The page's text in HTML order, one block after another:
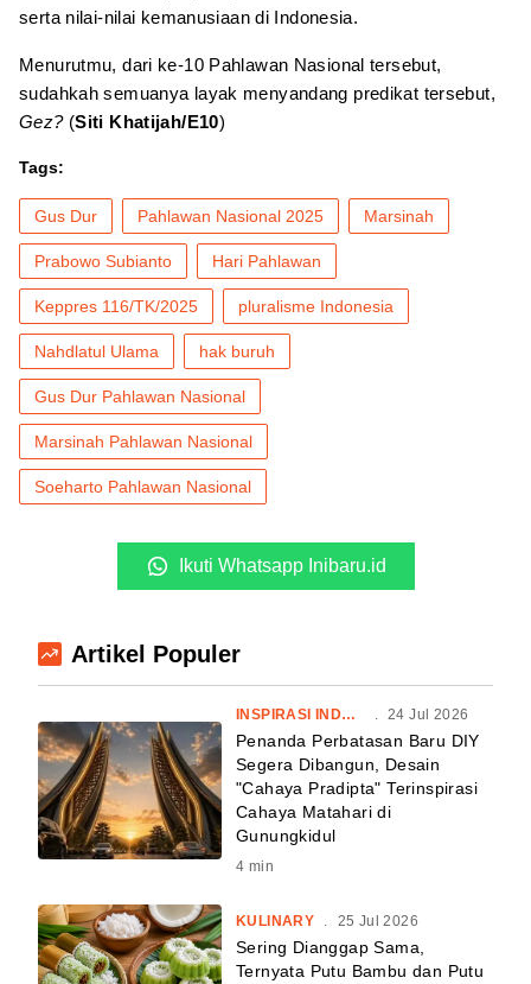
serta nilai-nilai kemanusiaan di Indonesia.
Menurutmu, dari ke-10 Pahlawan Nasional tersebut,
sudahkah semuanya layak menyandang predikat tersebut,
Gez?(Siti Khatijah/E10)
Tags:
Gus Dur Pahlawan Nasional 2025 Marsinah
Prabowo Subianto Hari Pahlawan
Keppres 116/TK/2025 pluralisme Indonesia
Nahdlatul Ulama hak buruh
Gus Dur Pahlawan Nasional
Marsinah Pahlawan Nasional
Soeharto Pahlawan Nasional
Ikuti Whatsapp Inibaru.id
Artikel Populer
INSPIRASI INDONESIA . 24 Jul 2026
Penanda Perbatasan Baru DIY
Segera Dibangun, Desain
"Cahaya Pradipta" Terinspirasi
Cahaya Matahari di
Gunungkidul
4 min
KULINARY . 25 Jul 2026
Sering Dianggap Sama,
Ternyata Putu Bambu dan Putu